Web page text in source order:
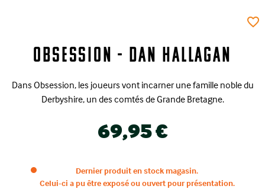
Obsession - Dan Hallagan
Dans Obsession, les joueurs vont incarner une famille noble du
Derbyshire, un des comtés de Grande Bretagne.
69,95 €
Dernier produit en stock magasin.
Celui-ci a pu être exposé ou ouvert pour présentation.
favorite_border